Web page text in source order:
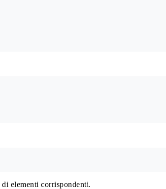
elementi corrispondenti.